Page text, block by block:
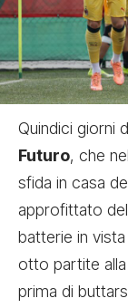
Quindici giorni
Futuro, che
sfida in casa
approfittato
batterie in vista
otto partite
prima di